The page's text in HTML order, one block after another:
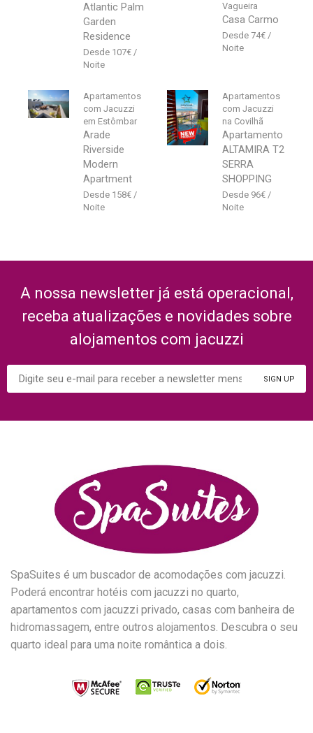
Atlantic Palm
Garden
Residence
107€
Vagueira
Casa Carmo
74€
Apartamentos
com Jacuzzi
em Estômbar
Arade
Riverside
Modern
Apartment
158€
Apartamentos
com Jacuzzi
na Covilhã
Apartamento
ALTAMIRA T2
SERRA
SHOPPING
96€
A nossa newsletter já está operacional,
receba atualizações e novidades sobre
alojamentos com jacuzzi
SpaSuites é um buscador de acomodações com jacuzzi.
Poderá encontrar hotéis com jacuzzi no quarto,
apartamentos com jacuzzi privado, casas com banheira de
hidromassagem, entre outros alojamentos. Descubra o seu
quarto ideal para uma noite romântica a dois.